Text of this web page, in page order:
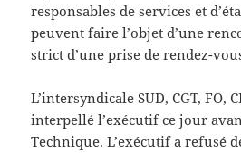
responsables de services et
peuvent faire l’objet d’une
strict d’une prise de rendez-
L’intersyndicale SUD, CGT, FO,
interpellé l’exécutif ce jour
Technique. L’exécutif a refusé